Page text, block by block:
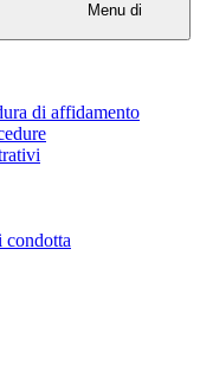
Menu di
di affidamento
condotta